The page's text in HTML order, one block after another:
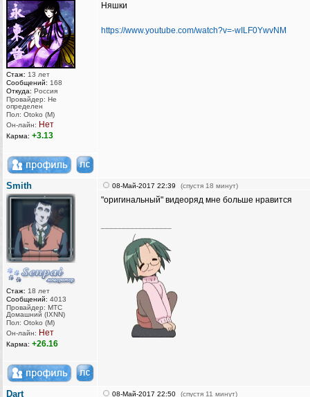
Стаж: 13 лет
Сообщений: 168
Откуда: Россия
Провайдер: Не
определен
Пол: Otoko (M)
Он-лайн: Нет
Карма: +3.13
Няшки
https://www.youtube.com/watch?v=-wILF0YwvNM
Smith
Стаж: 18 лет
Сообщений: 4013
Провайдер: МТС
Домашний (IXNN)
Пол: Otoko (M)
Он-лайн: Нет
Карма: +26.16
08-Май-2017 22:39 (спустя 18 минут)
"оригинальный" видеоряд мне больше нравится
Dart 08-Май-2017 22:50 (спустя 11 минут)